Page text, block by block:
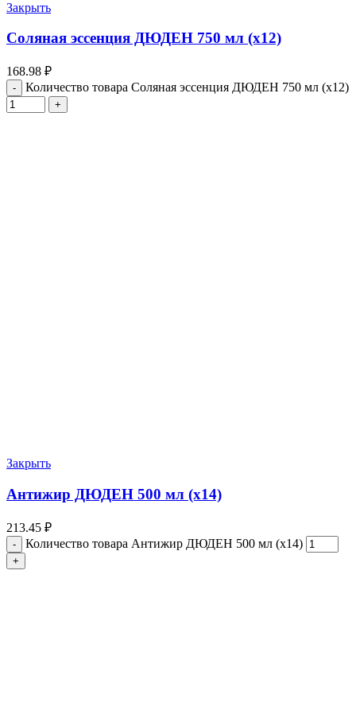
Закрыть
Соляная эссенция ДЮДЕН 750 мл (х12)
168.98 ₽
Количество товара Соляная эссенция ДЮДЕН 750 мл (х12)
Закрыть
Антижир ДЮДЕН 500 мл (х14)
213.45 ₽
Количество товара Антижир ДЮДЕН 500 мл (х14)